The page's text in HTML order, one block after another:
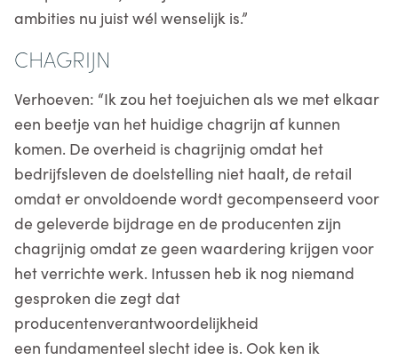
ambities nu juist wél wenselijk is.”
CHAGRIJN
Verhoeven: “Ik zou het toejuichen als we met elkaar
een beetje van het huidige chagrijn af kunnen
komen. De overheid is chagrijnig omdat het
bedrijfsleven de doelstelling niet haalt, de retail
omdat er onvoldoende wordt gecompenseerd voor
de geleverde bijdrage en de producenten zijn
chagrijnig omdat ze geen waardering krijgen voor
het verrichte werk. Intussen heb ik nog niemand
gesproken die zegt dat
producentenverantwoordelijkheid
een fundamenteel slecht idee is. Ook ken ik